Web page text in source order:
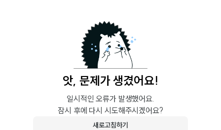
앗, 문제가 생겼어요!
일시적인 오류가 발생했어요.
잠시 후에 다시 시도해주시겠어요?
새로고침하기